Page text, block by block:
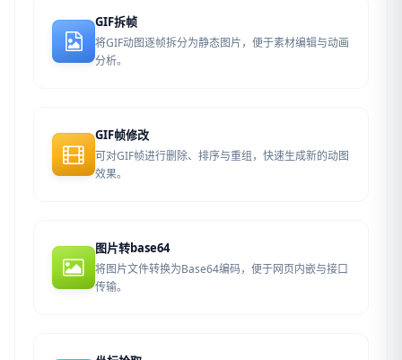
GIF拆帧
将GIF动图逐帧拆分为静态图片，便于素材编辑与动画
分析。
GIF帧修改
可对GIF帧进行删除、排序与重组，快速生成新的动图
效果。
图片转base64
将图片文件转换为Base64编码，便于网页内嵌与接口
传输。